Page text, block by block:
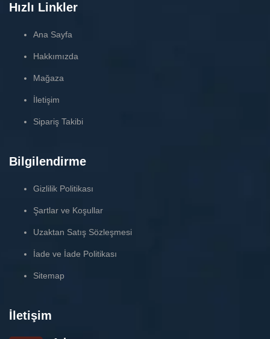
Hızlı Linkler
Ana Sayfa
Hakkımızda
Mağaza
İletişim
Sipariş Takibi
Bilgilendirme
Gizlilik Politikası
Şartlar ve Koşullar
Uzaktan Satış Sözleşmesi
İade ve İade Politikası
Sitemap
İletişim